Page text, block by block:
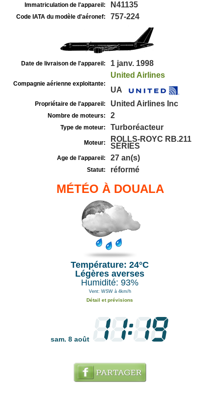
Immatriculation de l'appareil: N41135
Code IATA du modèle d'aéronef: 757-224
Date de livraison de l'appareil: 1 janv. 1998
Compagnie aérienne exploitante:
United Airlines
UA
Propriétaire de l'appareil: United Airlines Inc
Nombre de moteurs: 2
Type de moteur: Turboréacteur
Moteur:
ROLLS-ROYC RB.211
SERIES
Age de l'appareil: 27 an(s)
Statut: réformé
MÉTÉO À DOUALA
Température: 24°C
Légères averses
Humidité: 93%
Vent: WSW à 4km/h
Détail et prévisions
sam. 8 août